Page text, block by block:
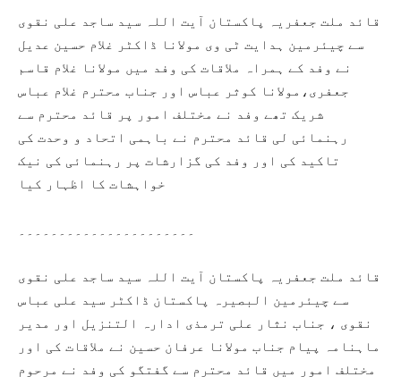
قائد ملت جعفریہ پاکستان آیت اللہ سید ساجد علی نقوی
سے چیئرمین ہدایت ٹی وی مولانا ڈاکٹر غلام حسین عدیل
نے وفد کے ہمراہ ملاقات کی وفد میں مولانا غلام قاسم
جعفری،مولانا کوثر عباس اور جناب محترم غلام عباس
شریک تھے وفد نے مختلف امور پر قائد محترم سے
رہنمائی لی قائد محترم نے باہمی اتحاد و وحدت کی
تاکید کی اور وفد کی گزارشات پر رہنمائی کی نیک
خواہشات کا اظہار کیا
۔۔۔۔۔۔۔۔۔۔۔۔۔۔۔۔۔۔۔۔۔۔
قائد ملت جعفریہ پاکستان آیت اللہ سید ساجد علی نقوی
سے چیئرمین البصیرہ پاکستان ڈاکٹر سید علی عباس
نقوی ، جناب نثار علی ترمذی ادارہ التنزیل اور مدیر
ماہنامہ پیام جناب مولانا عرفان حسین نے ملاقات کی اور
مختلف امور میں قائد محترم سے گفتگو کی وفد نے مرحوم